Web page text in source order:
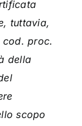
tuttavia,
cod. proc.
della
scopo